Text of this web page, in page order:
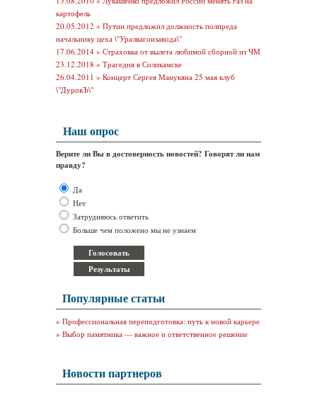
картофель
20.05.2012 » Путин предложил должность полпреда
начальнику цеха \"Уралвагонзавода\"
17.06.2014 » Страховка от вылета любимой сборной из ЧМ
23.12.2018 » Трагедия в Соликамске
26.04.2011 » Концерт Сергея Манукяна 25 мая клуб
\"ДуровЪ\"
Наш опрос
Верите ли Вы в достоверность новостей? Говорят ли нам
правду?
Да
Нет
Затрудняюсь ответить
Больше чем положено мы не узнаем
Популярные статьи
» Профессиональная переподготовка: путь к новой карьере
» Выбор памятника — важное и ответственное решение
Новости партнеров